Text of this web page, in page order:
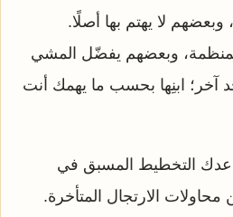
لا يهتم بها أصلًا.
وبعضهم يفضّل المشي
آخر؛ ابنِها بحسب ما يهمك أنت
التخطيط المسبق في
الارتجال المتأخرة.